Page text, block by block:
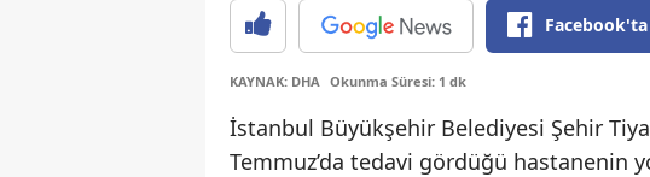
KAYNAK: DHA Okunma Süresi: 1 dk
İstanbul Büyükşehir Belediyesi Şehir
Temmuz’da tedavi gördüğü hastanenin